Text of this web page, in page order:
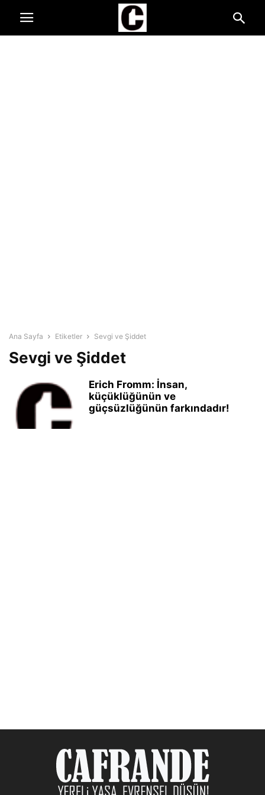
Ana Sayfa Etiketler Sevgi ve Şiddet
Sevgi ve Şiddet
Erich Fromm: İnsan,
küçüklüğünün ve
güçsüzlüğünün farkındadır!